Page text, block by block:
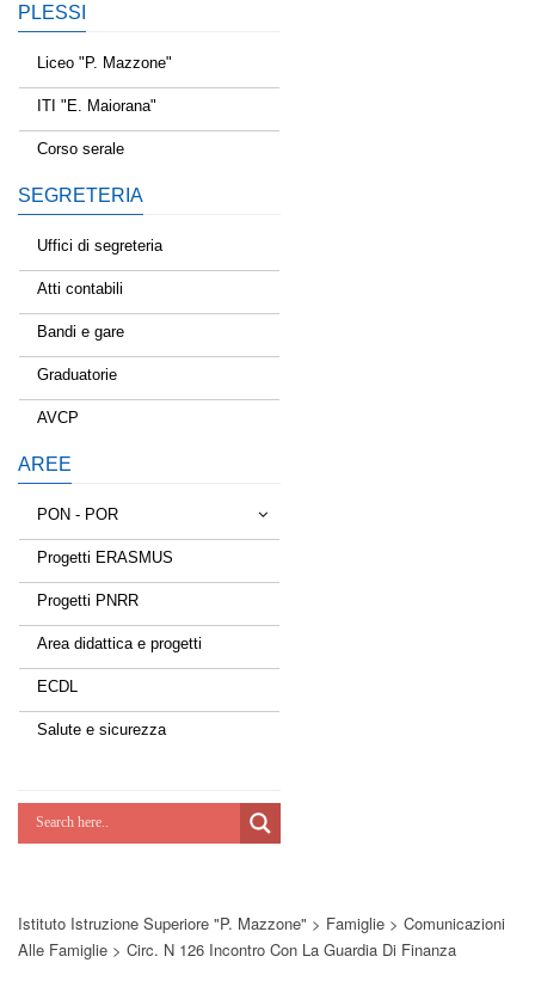
PLESSI
Liceo "P. Mazzone"
ITI "E. Maiorana"
Corso serale
SEGRETERIA
Uffici di segreteria
Atti contabili
Bandi e gare
Graduatorie
AVCP
AREE
PON - POR
Tessere la rete
Estate a scuola
Scuola d'estate
Lab Green
Potenziamoci
Progetti ERASMUS
Progetti PNRR
Area didattica e progetti
ECDL
Salute e sicurezza
Istituto Istruzione Superiore "P. Mazzone" > Famiglie > Comunicazioni
Alle Famiglie > Circ. N 126 Incontro Con La Guardia Di Finanza